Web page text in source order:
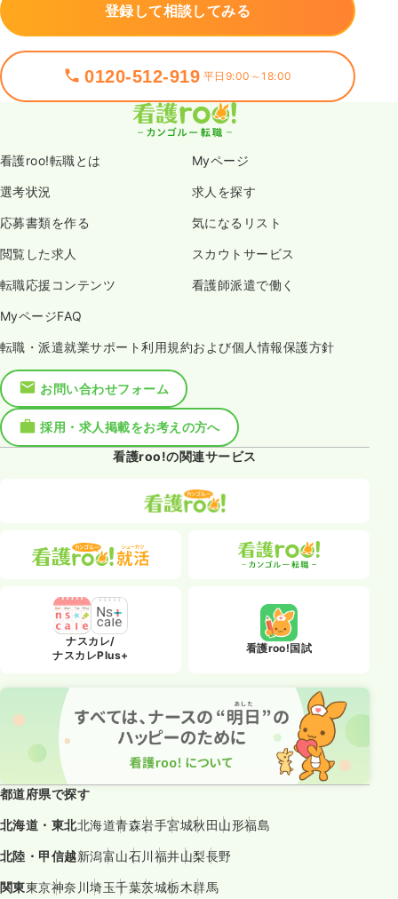
登録して相談してみる
0120-512-919 平日9:00～18:00
看護roo!転職とは Myページ
選考状況 求人を探す
応募書類を作る 気になるリスト
閲覧した求人 スカウトサービス
転職応援コンテンツ 看護師派遣で働く
MyページFAQ
転職・派遣就業サポート利用規約および個人情報保護方針
お問い合わせフォーム
採用・求人掲載をお考えの方へ
看護roo!の関連サービス
ナスカレ/
ナスカレPlus+
看護roo!国試
都道府県で探す
北海道・東北北海道青森岩手宮城秋田 山形福島
北陸・甲信越新潟富山石川 福井山梨長野
関東東京神奈川埼玉千葉茨城栃木群馬